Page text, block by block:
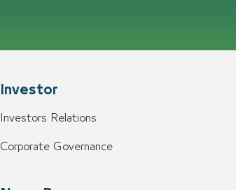
Investor
Investors Relations
Corporate Governance